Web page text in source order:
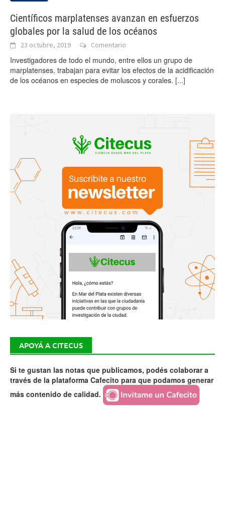
Científicos marplatenses avanzan en esfuerzos
globales por la salud de los océanos
23 octubre, 2019 Comentario
Investigadores de todo el mundo, entre ellos un grupo de
marplatenses, trabajan para evitar los efectos de la acidificación
de los océanos en especies de moluscos y corales. [...]
APOYÁ A CITECUS
Si te gustan las notas que publicamos, podés colaborar a
través de la plataforma Cafecito para que podamos generar
más contenido de calidad.